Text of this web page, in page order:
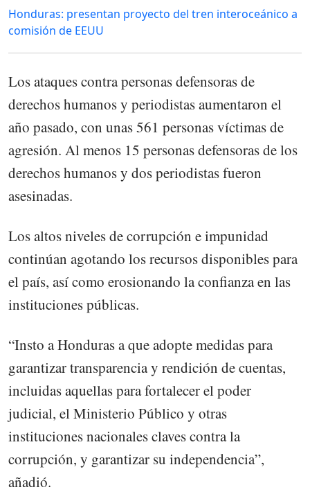
Honduras: presentan proyecto del tren interoceánico a
comisión de EEUU
Los ataques contra personas defensoras de
derechos humanos y periodistas aumentaron el
año pasado, con unas 561 personas víctimas de
agresión. Al menos 15 personas defensoras de los
derechos humanos y dos periodistas fueron
asesinadas.
Los altos niveles de corrupción e impunidad
continúan agotando los recursos disponibles para
el país, así como erosionando la confianza en las
instituciones públicas.
“Insto a Honduras a que adopte medidas para
garantizar transparencia y rendición de cuentas,
incluidas aquellas para fortalecer el poder
judicial, el Ministerio Público y otras
instituciones nacionales claves contra la
corrupción, y garantizar su independencia”,
añadió.